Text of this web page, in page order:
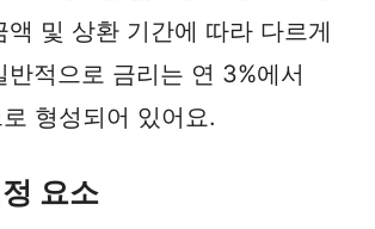
액 및 상환 기간에 따라 다르게
반적으로 금리는 연 3%에서
형성되어 있어요.
요소